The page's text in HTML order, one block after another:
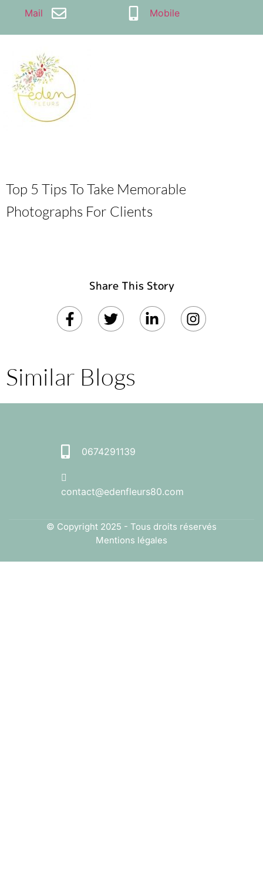
Mail Mobile
Top 5 Tips To Take Memorable
Photographs For Clients
Share This Story
Similar Blogs
0674291139
contact@edenfleurs80.com
© Copyright 2025 - Tous droits réservés
Mentions légales